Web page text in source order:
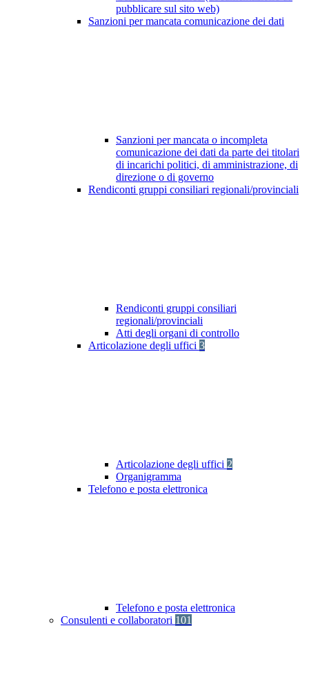
pubblicare sul sito web)
Sanzioni per mancata comunicazione dei dati
Sanzioni per mancata o incompleta
comunicazione dei dati da parte dei titolari
di incarichi politici, di amministrazione, di
direzione o di governo
Rendiconti gruppi consiliari regionali/provinciali
Rendiconti gruppi consiliari
regionali/provinciali
Atti degli organi di controllo
Articolazione degli uffici 3
Articolazione degli uffici 2
Organigramma
Telefono e posta elettronica
Telefono e posta elettronica
Consulenti e collaboratori 101